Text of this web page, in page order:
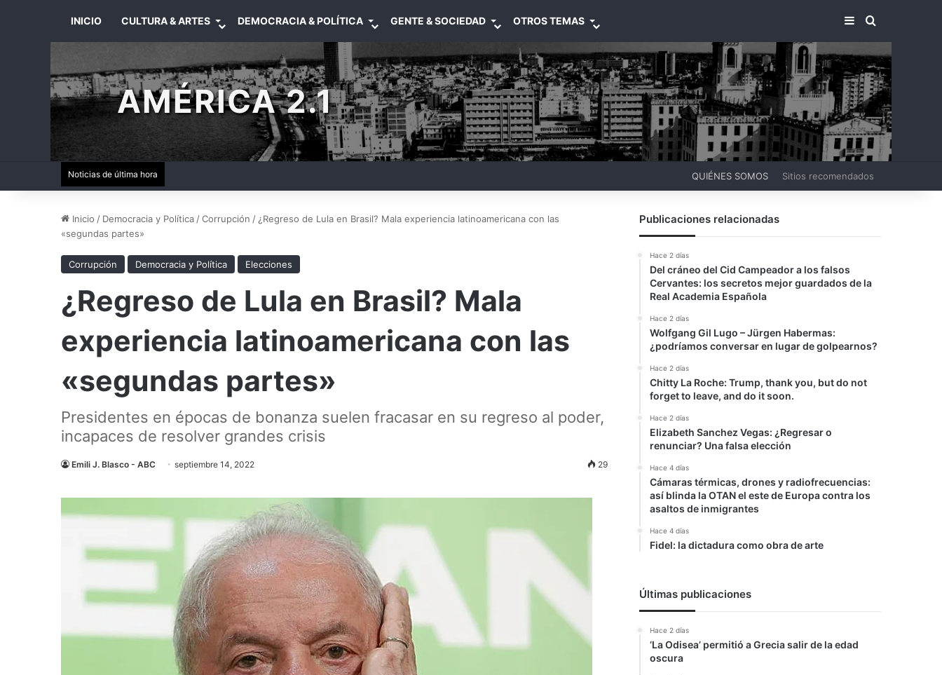
INICIO CULTURA & ARTES DEMOCRACIA & POLÍTICA GENTE & SOCIEDAD OTROS TEMAS BARRA LATERAL
BUSCAR
AMÉRICA 2.1
Noticias de última hora QUIÉNES SOMOS Sitios recomendados
Inicio / Democracia y Política /Corrupción / ¿Regreso de Lula en Brasil? Mala experiencia latinoamericana con las
«segundas partes»
Corrupción Democracia y Política Elecciones
¿Regreso de Lula en Brasil? Mala
experiencia latinoamericana con las
«segundas partes»
Presidentes en épocas de bonanza suelen fracasar en su regreso al poder,
incapaces de resolver grandes crisis
Emili J. Blasco - ABC septiembre 14, 2022 29
Publicaciones relacionadas
Hace 2 días
Del cráneo del Cid Campeador a los falsos
Cervantes: los secretos mejor guardados de la
Real Academia Española
Hace 2 días
Wolfgang Gil Lugo – Jürgen Habermas:
¿podríamos conversar en lugar de golpearnos?
Hace 2 días
Chitty La Roche: Trump, thank you, but do not
forget to leave, and do it soon.
Hace 2 días
Elizabeth Sanchez Vegas: ¿Regresar o
renunciar? Una falsa elección
Hace 4 días
Cámaras térmicas, drones y radiofrecuencias:
así blinda la OTAN el este de Europa contra los
asaltos de inmigrantes
Hace 4 días
Fidel: la dictadura como obra de arte
Últimas publicaciones
Hace 2 días
‘La Odisea’ permitió a Grecia salir de la edad
oscura